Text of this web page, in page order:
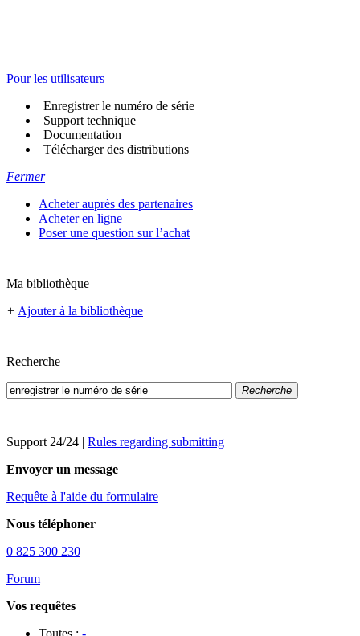
Pour les utilisateurs
Enregistrer le numéro de série
Support technique
Documentation
Télécharger des distributions
Fermer
Acheter auprès des partenaires
Acheter en ligne
Poser une question sur l’achat
Ma bibliothèque
+ Ajouter à la bibliothèque
Recherche
Recherche
Support 24/24 | Rules regarding submitting
Envoyer un message
Requête à l'aide du formulaire
Nous téléphoner
0 825 300 230
Forum
Vos requêtes
Toutes : -